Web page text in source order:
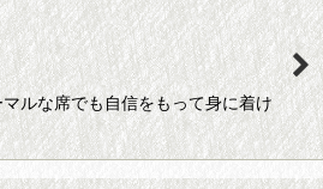
ルな席でも自信をもって身に着け